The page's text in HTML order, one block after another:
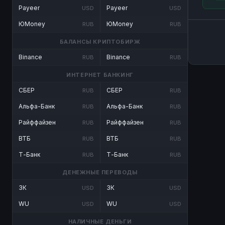
Payeer USD
ЮMoney RUB
Payeer USD
ЮMoney RUB
БАЛАНСЫ КРИПТОБИРЖ
Binance RUB Binance RUB
ИНТЕРНЕТ БАНКИНГ
СБЕР RUB
Альфа-Банк RUB
Райффайзен RUB
ВТБ RUB
Т-Банк RUB
СБЕР RUB
Альфа-Банк RUB
Райффайзен RUB
ВТБ RUB
Т-Банк RUB
ДЕНЕЖНЫЕ ПЕРЕВОДЫ
ЗК USD
WU USD
ЗК USD
WU USD
НАЛИЧНЫЕ ДЕНЬГИ